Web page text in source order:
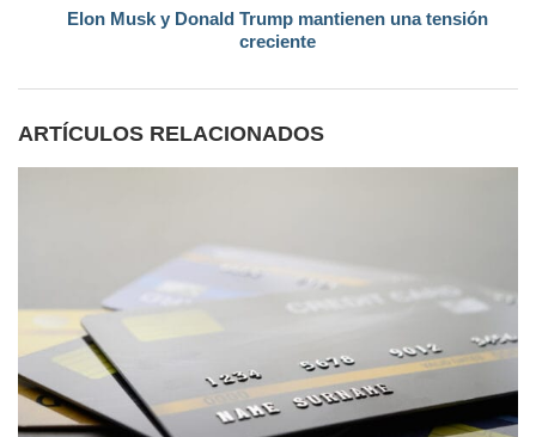
Elon Musk y Donald Trump mantienen una tensión
creciente
ARTÍCULOS RELACIONADOS